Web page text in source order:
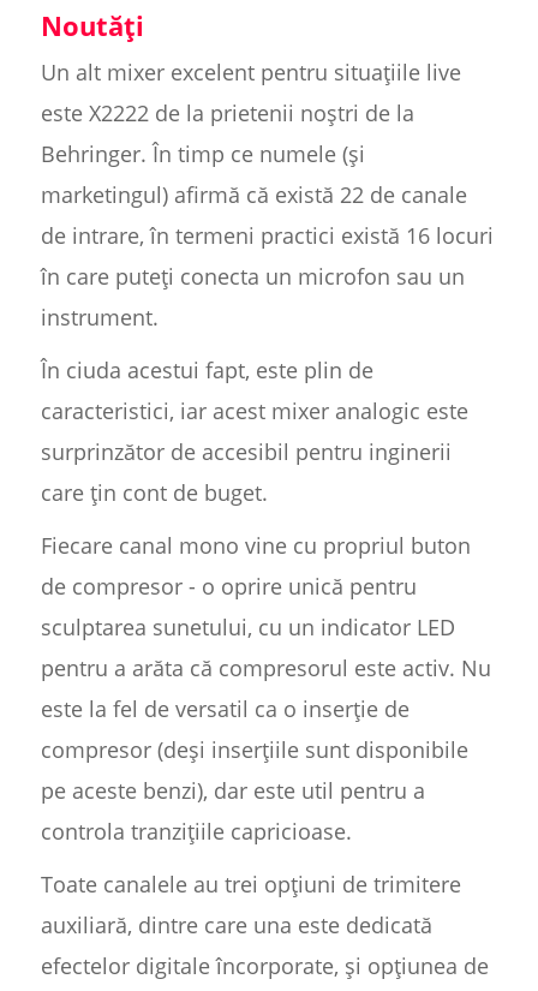
Noutăți
Un alt mixer excelent pentru situațiile live
este X2222 de la prietenii noștri de la
Behringer. În timp ce numele (și
marketingul) afirmă că există 22 de canale
de intrare, în termeni practici există 16 locuri
în care puteți conecta un microfon sau un
instrument.
În ciuda acestui fapt, este plin de
caracteristici, iar acest mixer analogic este
surprinzător de accesibil pentru inginerii
care țin cont de buget.
Fiecare canal mono vine cu propriul buton
de compresor - o oprire unică pentru
sculptarea sunetului, cu un indicator LED
pentru a arăta că compresorul este activ. Nu
este la fel de versatil ca o inserție de
compresor (deși inserțiile sunt disponibile
pe aceste benzi), dar este util pentru a
controla tranzițiile capricioase.
Toate canalele au trei opțiuni de trimitere
auxiliară, dintre care una este dedicată
efectelor digitale încorporate, și opțiunea de